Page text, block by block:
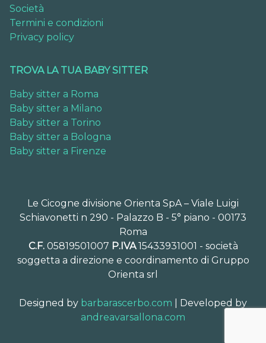
Società
Termini e condizioni
Privacy policy
TROVA LA TUA BABY SITTER
Baby sitter a Roma
Baby sitter a Milano
Baby sitter a Torino
Baby sitter a Bologna
Baby sitter a Firenze
Le Cicogne divisione Orienta SpA – Viale Luigi
Schiavonetti n 290 - Palazzo B - 5° piano - 00173
Roma
C.F.05819501007 P.IVA15433931001 - società
soggetta a direzione e coordinamento di Gruppo
Orienta srl
Designed by barbarascerbo.com | Developed by
andreavarsallona.com